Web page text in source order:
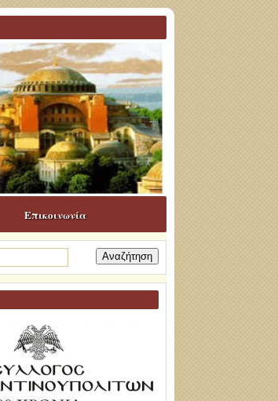
Επικοινωνία